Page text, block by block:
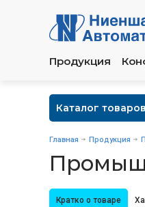
Продукция
Каталог товаров
Главная Продукция
Кратко о товаре